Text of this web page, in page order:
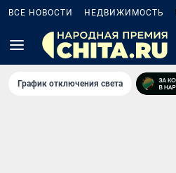
ВСЕ НОВОСТИ НЕДВИЖИМОСТЬ
График отключения света